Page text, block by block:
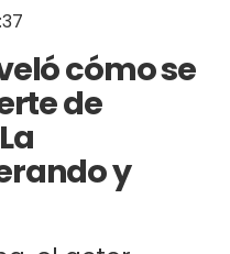
cómo se
de
y